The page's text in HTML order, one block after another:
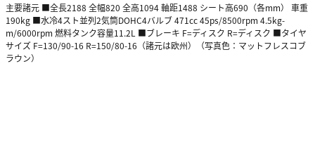
主要諸元 ■全長2188 全幅820 全高1094 軸距1488 シート高690（各mm） 車重
190kg ■水冷4スト並列2気筒DOHC4バルブ 471cc 45ps/8500rpm 4.5kg-
m/6000rpm 燃料タンク容量11.2L ■ブレーキ F=ディスク R=ディスク ■タイヤ
サイズ F=130/90-16 R=150/80-16（諸元は欧州）（写真色：マットフレスコブ
ラウン）